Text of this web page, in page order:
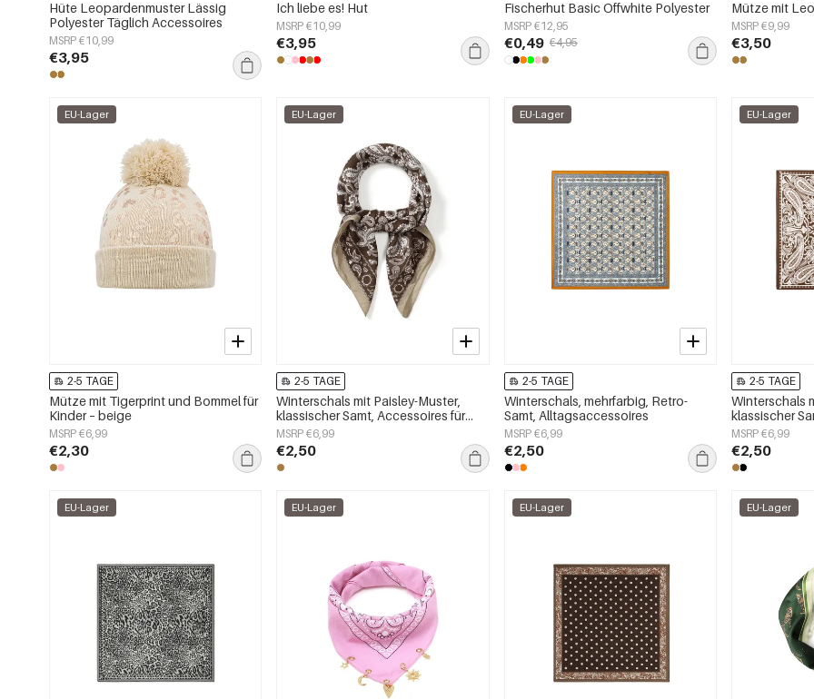
Hüte Leopardenmuster Lässig
Polyester Täglich Accessoires
MSRP €10,99
€3,95
Ich liebe es! Hut
MSRP €10,99
€3,95
Fischerhut Basic Offwhite Polyester
MSRP €12,95
€0,49 €4,95
Mütze mit
MSRP €9,99
€3,50
EU-Lager
2-5 TAGE
Mütze mit Tigerprint und Bommel für
Kinder – beige
MSRP €6,99
€2,30
EU-Lager
2-5 TAGE
Winterschals mit Paisley-Muster,
klassischer Samt, Accessoires für
jeden Tag
MSRP €6,99
€2,50
EU-Lager
2-5 TAGE
Winterschals, mehrfarbig, Retro-
Samt, Alltagsaccessoires
MSRP €6,99
€2,50
EU-Lager
2-5 TAGE
Winterschals
klassischer
jeden Tag
MSRP €6,99
€2,50
EU-Lager EU-Lager EU-Lager EU-Lager